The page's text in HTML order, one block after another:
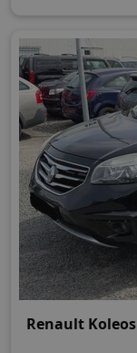
Renault Koleos